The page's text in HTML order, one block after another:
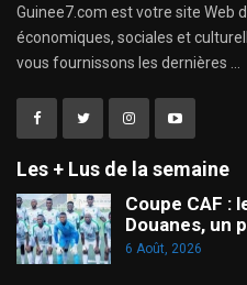
Guinee7.com est votre site Web
économiques, sociales et
vous fournissons les dernières ...
Les + Lus de la semaine
Coupe CAF :
Douanes, un
6 Août, 2026